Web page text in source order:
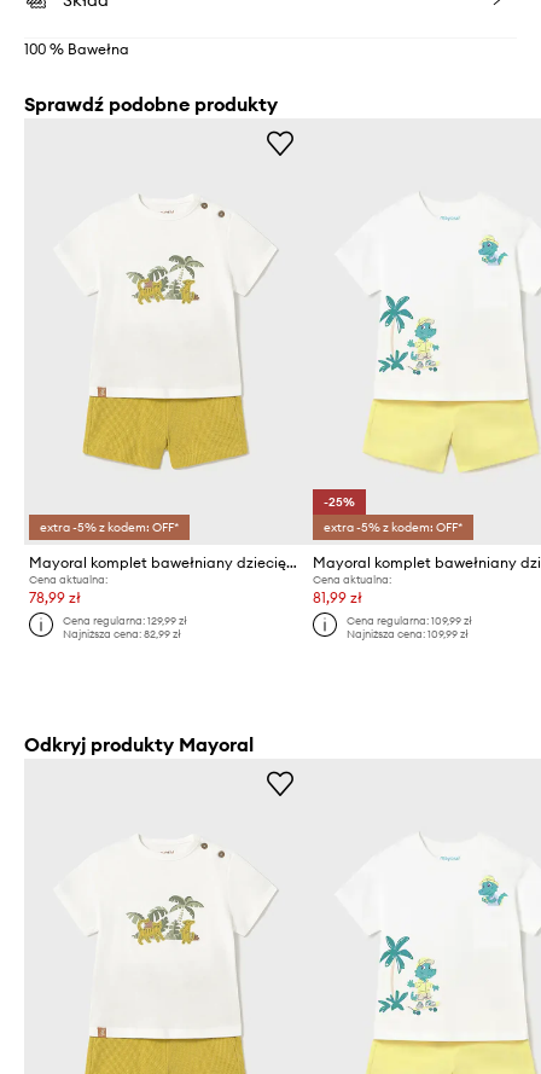
100 % Bawełna
Sprawdź podobne produkty
extra -5% z kodem: OFF*
Mayoral komplet bawełniany dziecięcy
Cena aktualna:
78,99 zł
Cena regularna:129,99 zł
Najniższa cena:82,99 zł
-25%
extra -5% z kodem: OFF*
Cena aktualna:
81,99 zł
Cena regularna: 109,99 zł
Najniższa cena: 109,99 zł
Odkryj produkty Mayoral